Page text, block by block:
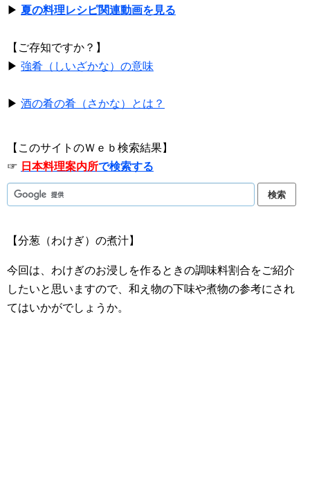
▶ 夏の料理レシピ関連動画を見る
【ご存知ですか？】
▶ 強肴（しいざかな）の意味
▶ 酒の肴の肴（さかな）とは？
【このサイトのＷｅｂ検索結果】
☞ 日本料理案内所で検索する
【分葱（わけぎ）の煮汁】
今回は、わけぎのお浸しを作るときの調味料割合をご紹介
したいと思いますので、和え物の下味や煮物の参考にされ
てはいかがでしょうか。